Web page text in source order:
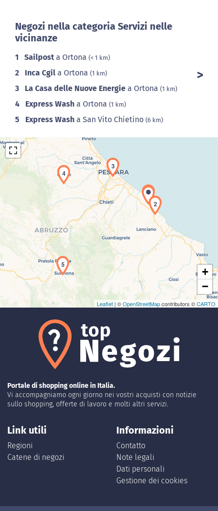
Negozi nella categoria Servizi nelle
vicinanze
1 Sailpost a Ortona (< 1 km)
2 Inca Cgil a Ortona (1 km)
3 La Casa delle Nuove Energie a Ortona (1 km)
4 Express Wash a Ortona (1 km)
5 Express Wash a San Vito Chietino (6 km)
Caricamento della carta in corso...
1
2
3
4
5
+
−
Leaflet | ©OpenStreetMapcontributors ©CARTO
Portale di shopping online in Italia.
Vi accompagniamo ogni giorno nei vostri acquisti con notizie
sullo shopping, offerte di lavoro e molti altri servizi.
Link utili
Regioni
Catene di negozi
Informazioni
Contatto
Note legali
Dati personali
Gestione dei cookies